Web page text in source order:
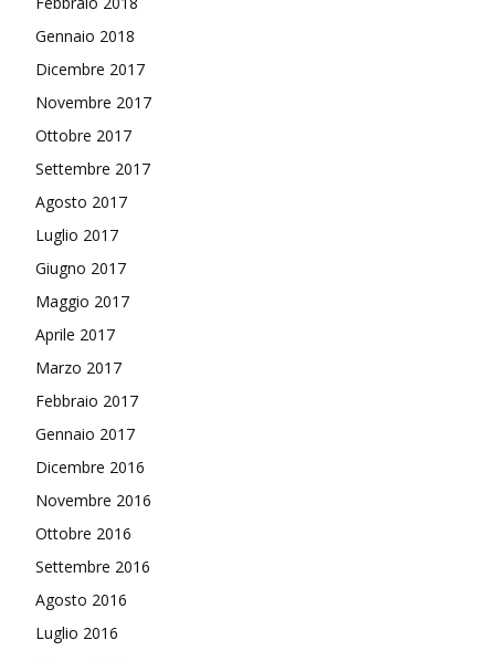
Gennaio 2018
Dicembre 2017
Novembre 2017
Ottobre 2017
Settembre 2017
Agosto 2017
Luglio 2017
Giugno 2017
Maggio 2017
Aprile 2017
Marzo 2017
Febbraio 2017
Gennaio 2017
Dicembre 2016
Novembre 2016
Ottobre 2016
Settembre 2016
Agosto 2016
Luglio 2016